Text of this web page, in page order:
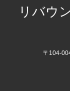
リバウ
〒104-